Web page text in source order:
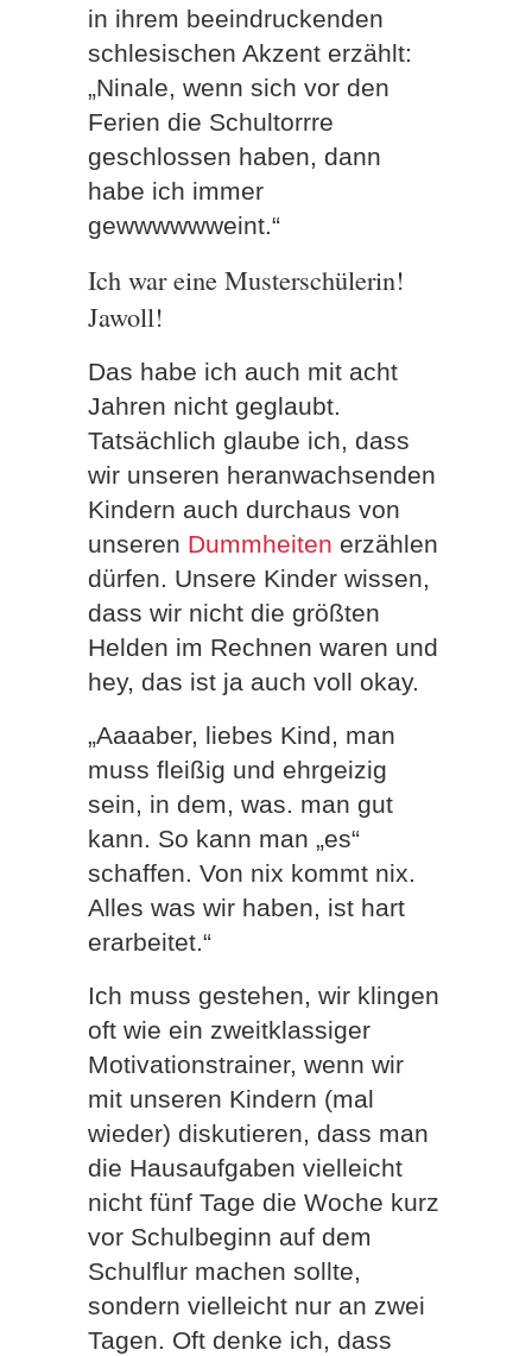
in ihrem beeindruckenden
schlesischen Akzent erzählt:
„Ninale, wenn sich vor den
Ferien die Schultorrre
geschlossen haben, dann
habe ich immer
gewwwwwweint.“
Ich war eine Musterschülerin!
Jawoll!
Das habe ich auch mit acht
Jahren nicht geglaubt.
Tatsächlich glaube ich, dass
wir unseren heranwachsenden
Kindern auch durchaus von
unseren Dummheiten erzählen
dürfen. Unsere Kinder wissen,
dass wir nicht die größten
Helden im Rechnen waren und
hey, das ist ja auch voll okay.
„Aaaaber, liebes Kind, man
muss fleißig und ehrgeizig
sein, in dem, was. man gut
kann. So kann man „es“
schaffen. Von nix kommt nix.
Alles was wir haben, ist hart
erarbeitet.“
Ich muss gestehen, wir klingen
oft wie ein zweitklassiger
Motivationstrainer, wenn wir
mit unseren Kindern (mal
wieder) diskutieren, dass man
die Hausaufgaben vielleicht
nicht fünf Tage die Woche kurz
vor Schulbeginn auf dem
Schulflur machen sollte,
sondern vielleicht nur an zwei
Tagen. Oft denke ich, dass